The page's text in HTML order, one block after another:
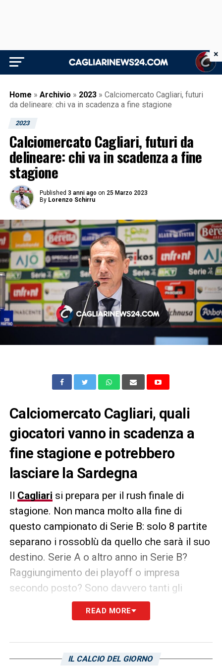
Home » Archivio » 2023 » Calciomercato Cagliari, futuri
da delineare: chi va in scadenza a fine stagione
2023
Calciomercato Cagliari, futuri da
delineare: chi va in scadenza a fine
stagione
Published 3 anni ago on 25 Marzo 2023
By Lorenzo Schirru
Calciomercato Cagliari, quali
giocatori vanno in scadenza a
fine stagione e potrebbero
lasciare la Sardegna
Il Cagliari si prepara per il rush finale di
stagione. Non manca molto alla fine di
questo campionato di Serie B: solo 8 partite
separano i rossoblù da quello che sarà il suo
destino. Serie A o altro anno in Serie B?
Raggiungimento dei playoff o impresa
secondo posto? Sono davvero tanti gli
interrogativi attorno a una squadra che sta
andando con i giri giusti. Le due vittorie
letali in zona gol e insuperabili in difesa. Il
READ MORE
IL CALCIO DEL GIORNO
×